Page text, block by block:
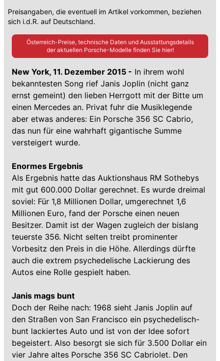
Preisangaben, die eventuell im Artikel vorkommen, beziehen
sich i.d.R. auf Deutschland.
Österreich-Preise, technische Daten und Ausstattungsdetails
der aktuellen Porsche-Modelle finden Sie hier!
New York, 11. Dezember 2015 - In ihrem wohl
bekanntesten Song rief Janis Joplin (nicht ganz
ernst gemeint) den lieben Herrgott mit der Bitte um
einen Mercedes an. Privat fuhr die Musiklegende
aber etwas anderes: Ein Porsche 356 SC Cabrio,
das nun für eine wahrhaft gigantische Summe
versteigert wurde.
Enormes Ergebnis
Als Ergebnis hatte das Auktionshaus RM Sothebys
mit gut 600.000 Dollar gerechnet. Es wurde dreimal
soviel: Für 1,8 Millionen Dollar, umgerechnet 1,6
Millionen Euro, fand der Porsche einen neuen
Besitzer. Damit ist der Wagen zugleich der bislang
teuerste 356. Nicht selten treibt prominenter
Vorbesitz den Preis in die Höhe. Allerdings dürfte
auch die extrem psychedelische Lackierung des
Autos eine Rolle gespielt haben.
Janis mags bunt
Doch der Reihe nach: 1968 sieht Janis Joplin auf
den Straßen von San Francisco ein psychedelisch-
bunt lackiertes Auto und ist von der Idee sofort
begeistert. Also besorgt sie sich für 3.500 Dollar ein
vier Jahre altes Porsche 356 SC Cabriolet. Den